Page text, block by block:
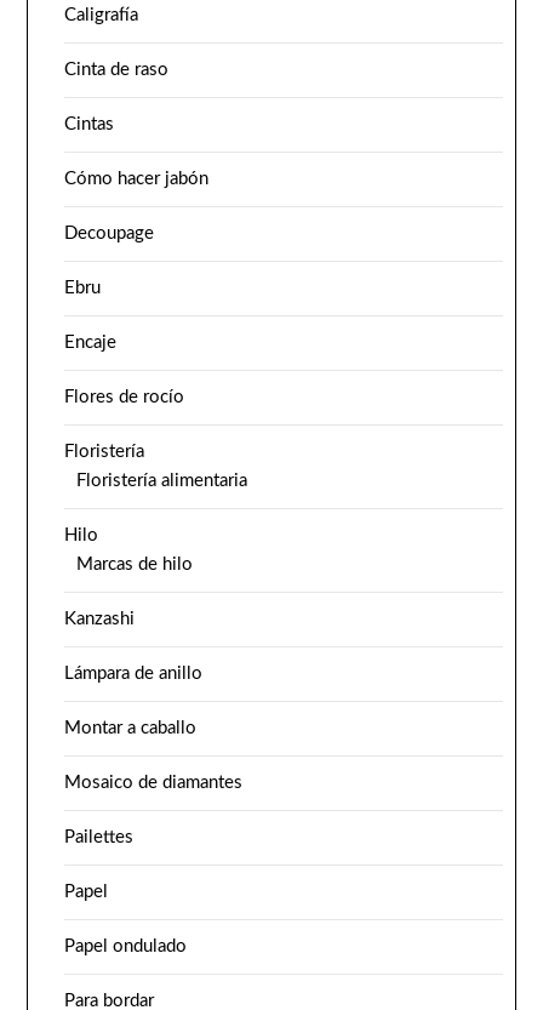
Caligrafía
Cinta de raso
Cintas
Cómo hacer jabón
Decoupage
Ebru
Encaje
Flores de rocío
Floristería
Floristería alimentaria
Hilo
Marcas de hilo
Kanzashi
Lámpara de anillo
Montar a caballo
Mosaico de diamantes
Pailettes
Papel
Papel ondulado
Para bordar